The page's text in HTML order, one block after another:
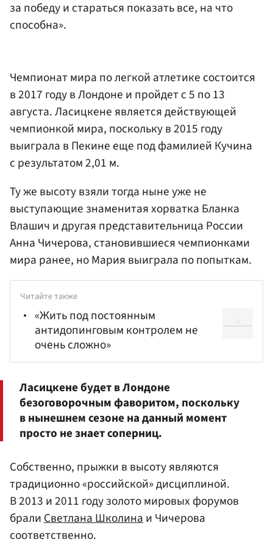
за победу и стараться показать все, на что
способна».
Чемпионат мира по легкой атлетике состоится
в 2017 году в Лондоне и пройдет с 5 по 13
августа. Ласицкене является действующей
чемпионкой мира, поскольку в 2015 году
выиграла в Пекине еще под фамилией Кучина
с результатом 2,01 м.
Ту же высоту взяли тогда ныне уже не
выступающие знаменитая хорватка Бланка
Влашич и другая представительница России
Анна Чичерова, становившиеся чемпионками
мира ранее, но Мария выиграла по попыткам.
Читайте также
«Жить под постоянным
антидопинговым контролем не
очень сложно»
Ласицкене будет в Лондоне
безоговорочным фаворитом, поскольку
в нынешнем сезоне на данный момент
просто не знает соперниц.
Собственно, прыжки в высоту являются
традиционно «российской» дисциплиной.
В 2013 и 2011 году золото мировых форумов
бралиСветлана Школинаи Чичерова
соответственно.